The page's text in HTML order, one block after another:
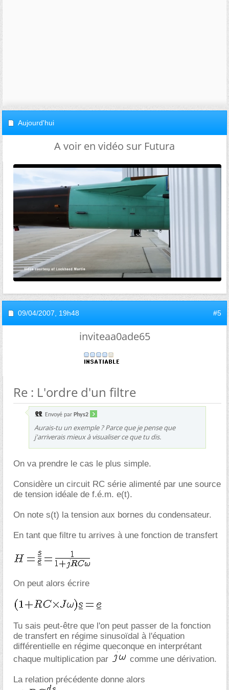
Aujourd'hui
A voir en vidéo sur Futura
09/04/2007, 19h48 #5
inviteaa0ade65
Re : L'ordre d'un filtre
Envoyé par Phys2
Aurais-tu un exemple ? Parce que je pense que
j'arriverais mieux à visualiser ce que tu dis.
On va prendre le cas le plus simple.
Considère un circuit RC série alimenté par une source
de tension idéale de f.é.m. e(t).
On note s(t) la tension aux bornes du condensateur.
En tant que filtre tu arrives à une fonction de transfert
On peut alors écrire
Tu sais peut-être que l'on peut passer de la fonction
de transfert en régime sinusoïdal à l'équation
différentielle en régime queconque en interprétant
chaque multiplication par
comme une dérivation.
La relation précédente donne alors